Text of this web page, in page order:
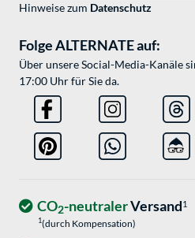
Hinweise zum Datenschutz
Folge ALTERNATE auf:
Über unsere Social-Media-Kanäle
17:00 Uhr für Sie da.
CO2-neutralerVersand1
1(durch Kompensation)